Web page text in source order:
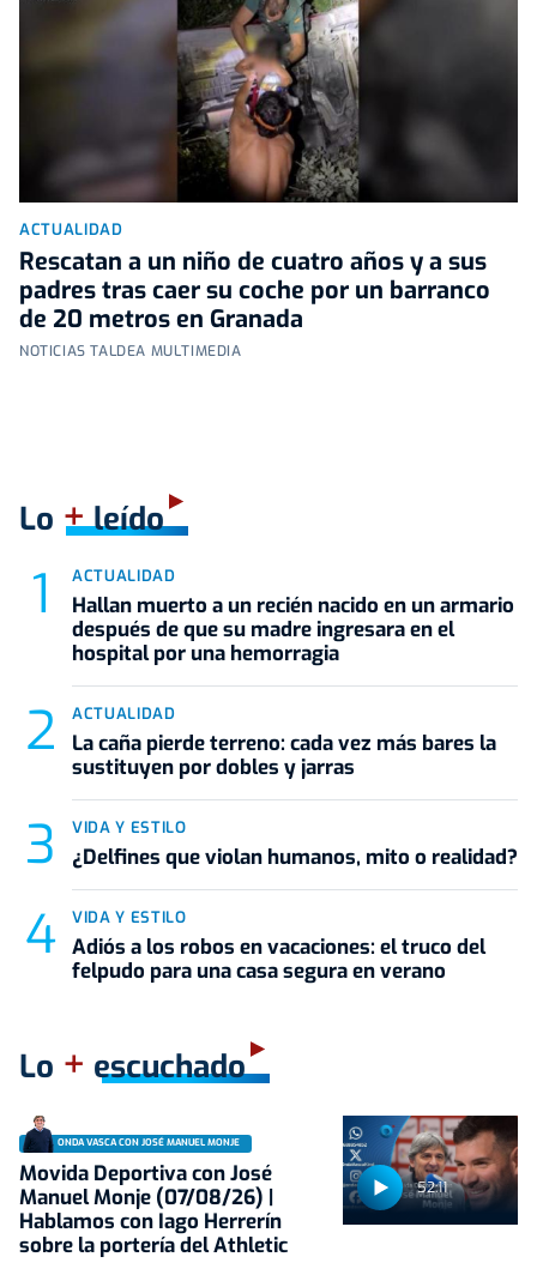
ACTUALIDAD
Rescatan a un niño de cuatro años y a sus
padres tras caer su coche por un barranco
de 20 metros en Granada
NOTICIAS TALDEA MULTIMEDIA
Lo +leído
ACTUALIDAD
Hallan muerto a un recién nacido en un armario
después de que su madre ingresara en el
hospital por una hemorragia
ACTUALIDAD
La caña pierde terreno: cada vez más bares la
sustituyen por dobles y jarras
VIDA Y ESTILO
¿Delfines que violan humanos, mito o realidad?
VIDA Y ESTILO
Adiós a los robos en vacaciones: el truco del
felpudo para una casa segura en verano
Lo + escuchado
52:11
ONDA VASCA CON JOSÉ MANUEL MONJE
Movida Deportiva con José
Manuel Monje (07/08/26) |
Hablamos con Iago Herrerín
sobre la portería del Athletic